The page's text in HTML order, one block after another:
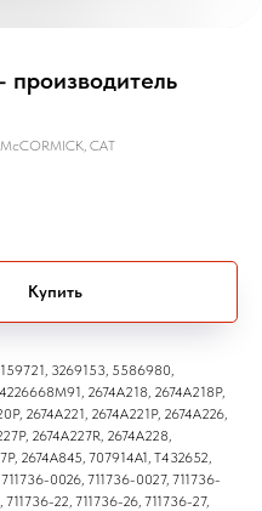
производитель
CAT
Купить
3269153, 5586980,
2674A218, 2674A218P,
2674A221, 2674A221P, 2674A226,
2674A227R, 2674A228,
2674A845, 707914A1, T432652,
0026, 711736-0027, 711736-
22, 711736-26, 711736-27,